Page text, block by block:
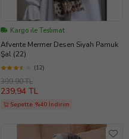
Kargo ile Teslimat
Afvente Mermer Desen Siyah Pamuk
Şal (22)
(12)
399,90 TL
239,94 TL
Sepette %40 İndirim